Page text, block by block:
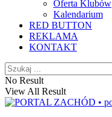
Oferta Klubów
Kalendarium
RED BUTTON
REKLAMA
KONTAKT
No Result
View All Result